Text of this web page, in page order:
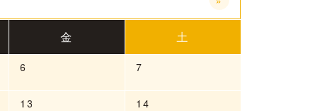
金 土
6 7
13 14